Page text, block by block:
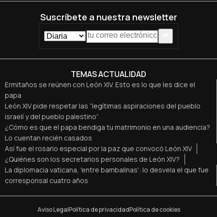
TEMAS ACTUALIDAD
Ermitaños se reúnen con León XIV. Esto es lo que les dice el
papa
León XIV pide respetar las “legítimas aspiraciones del pueblo
israelí y del pueblo palestino”
¿Cómo es que el papa bendiga tu matrimonio en una audiencia?
Lo cuentan recién casados
Así fue el rosario especial por la paz que convocó León XIV
¿Quiénes son los secretarios personales de León XIV?
La diplomacia vaticana, 'entre bambalinas': lo desvela el que fue
corresponsal cuatro años
Suscríbete a nuestra newsletter
Aviso LegalPolítica de privacidadPolítica de cookies